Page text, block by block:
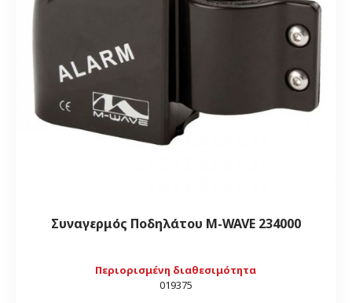
Περιορισμένη διαθεσιμότητα
019375
Συναγερμός Ποδηλάτου M-WAVE 234000